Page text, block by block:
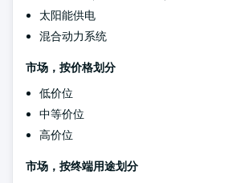
太阳能供电
混合动力系统
市场，按价格划分
低价位
中等价位
高价位
市场，按终端用途划分